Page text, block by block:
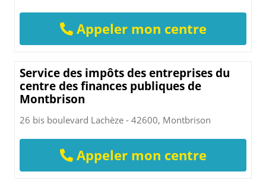
Appeler mon centre
Service des impôts des entreprises du
centre des finances publiques de
Montbrison
26 bis boulevard Lachèze - 42600, Montbrison
Appeler mon centre